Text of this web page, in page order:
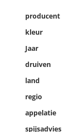
producent
kleur
Jaar
druiven
land
regio
appelatie
spijsadvies